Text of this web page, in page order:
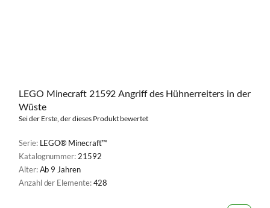
LEGO Minecraft 21592 Angriff des Hühnerreiters in der
Wüste
Sei der Erste, der dieses Produkt bewertet
Serie: LEGO® Minecraft™
Katalognummer: 21592
Alter:Ab 9 Jahren
Anzahl der Elemente:428